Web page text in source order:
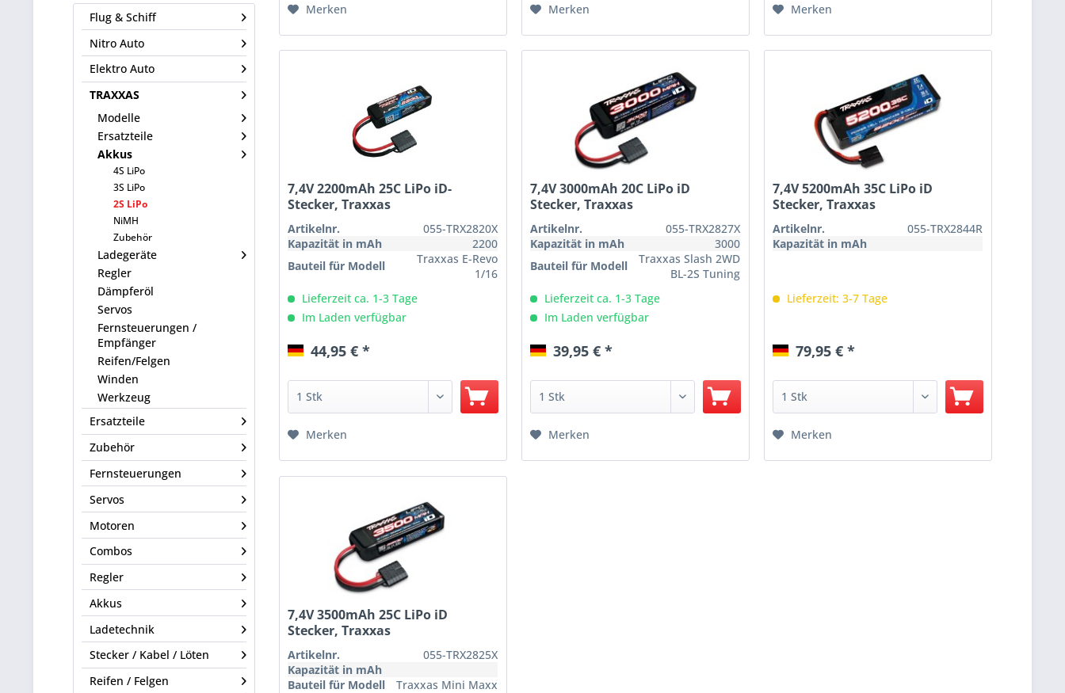
Flug & Schiff
Nitro Auto
Elektro Auto
TRAXXAS
Modelle
Ersatzteile
Akkus
4S LiPo
3S LiPo
2S LiPo
NiMH
Zubehör
Ladegeräte
Regler
Dämpferöl
Servos
Fernsteuerungen /
Empfänger
Reifen/Felgen
Winden
Werkzeug
Ersatzteile
Zubehör
Fernsteuerungen
Servos
Motoren
Combos
Regler
Akkus
Ladetechnik
Stecker / Kabel / Löten
Reifen / Felgen
Merken Merken Merken
7,4V 2200mAh 25C LiPo iD-
Stecker, Traxxas
Artikelnr.
055-TRX2820X
Kapazität in mAh
2200
Bauteil für Modell
Traxxas E-Revo
1/16
Lieferzeit ca. 1-3 Tage
Im Laden verfügbar
44,95 € *
Merken
7,4V 3000mAh 20C LiPo iD
Stecker, Traxxas
Artikelnr.
055-TRX2827X
Kapazität in mAh
3000
Bauteil für Modell
Traxxas Slash 2WD
BL-2S Tuning
Lieferzeit ca. 1-3 Tage
Im Laden verfügbar
39,95 € *
Merken
7,4V 5200mAh 35C LiPo iD
Stecker, Traxxas
Artikelnr.
055-TRX2844R
Kapazität in mAh
Lieferzeit: 3-7 Tage
79,95 € *
Merken
7,4V 3500mAh 25C LiPo iD
Stecker, Traxxas
Artikelnr.
055-TRX2825X
Kapazität in mAh
Bauteil für Modell
Traxxas Mini Maxx